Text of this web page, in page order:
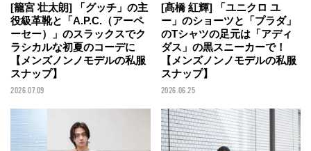
[籠宮 壮太朗] 「グッチ」の主
役級革靴と「A.P.C.（アーペ
ーセー）」のスラックスでク
ラシカルな初夏のコーデに
【メンズノンノモデルの私服
スナップ】
2026.07.09
[髙橋 紅輝] 「ユニクロ ユ
ー」のショーツと「プラダ」
のTシャツの足元は「アディ
ダス」の黒スニーカーで！
【メンズノンノモデルの私服
スナップ】
2026.06.25